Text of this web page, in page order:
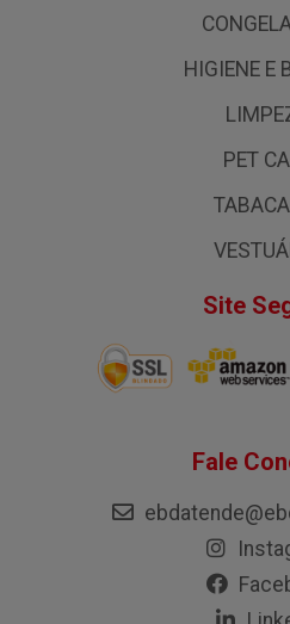
HIGIENE E
PET
Site
Fale